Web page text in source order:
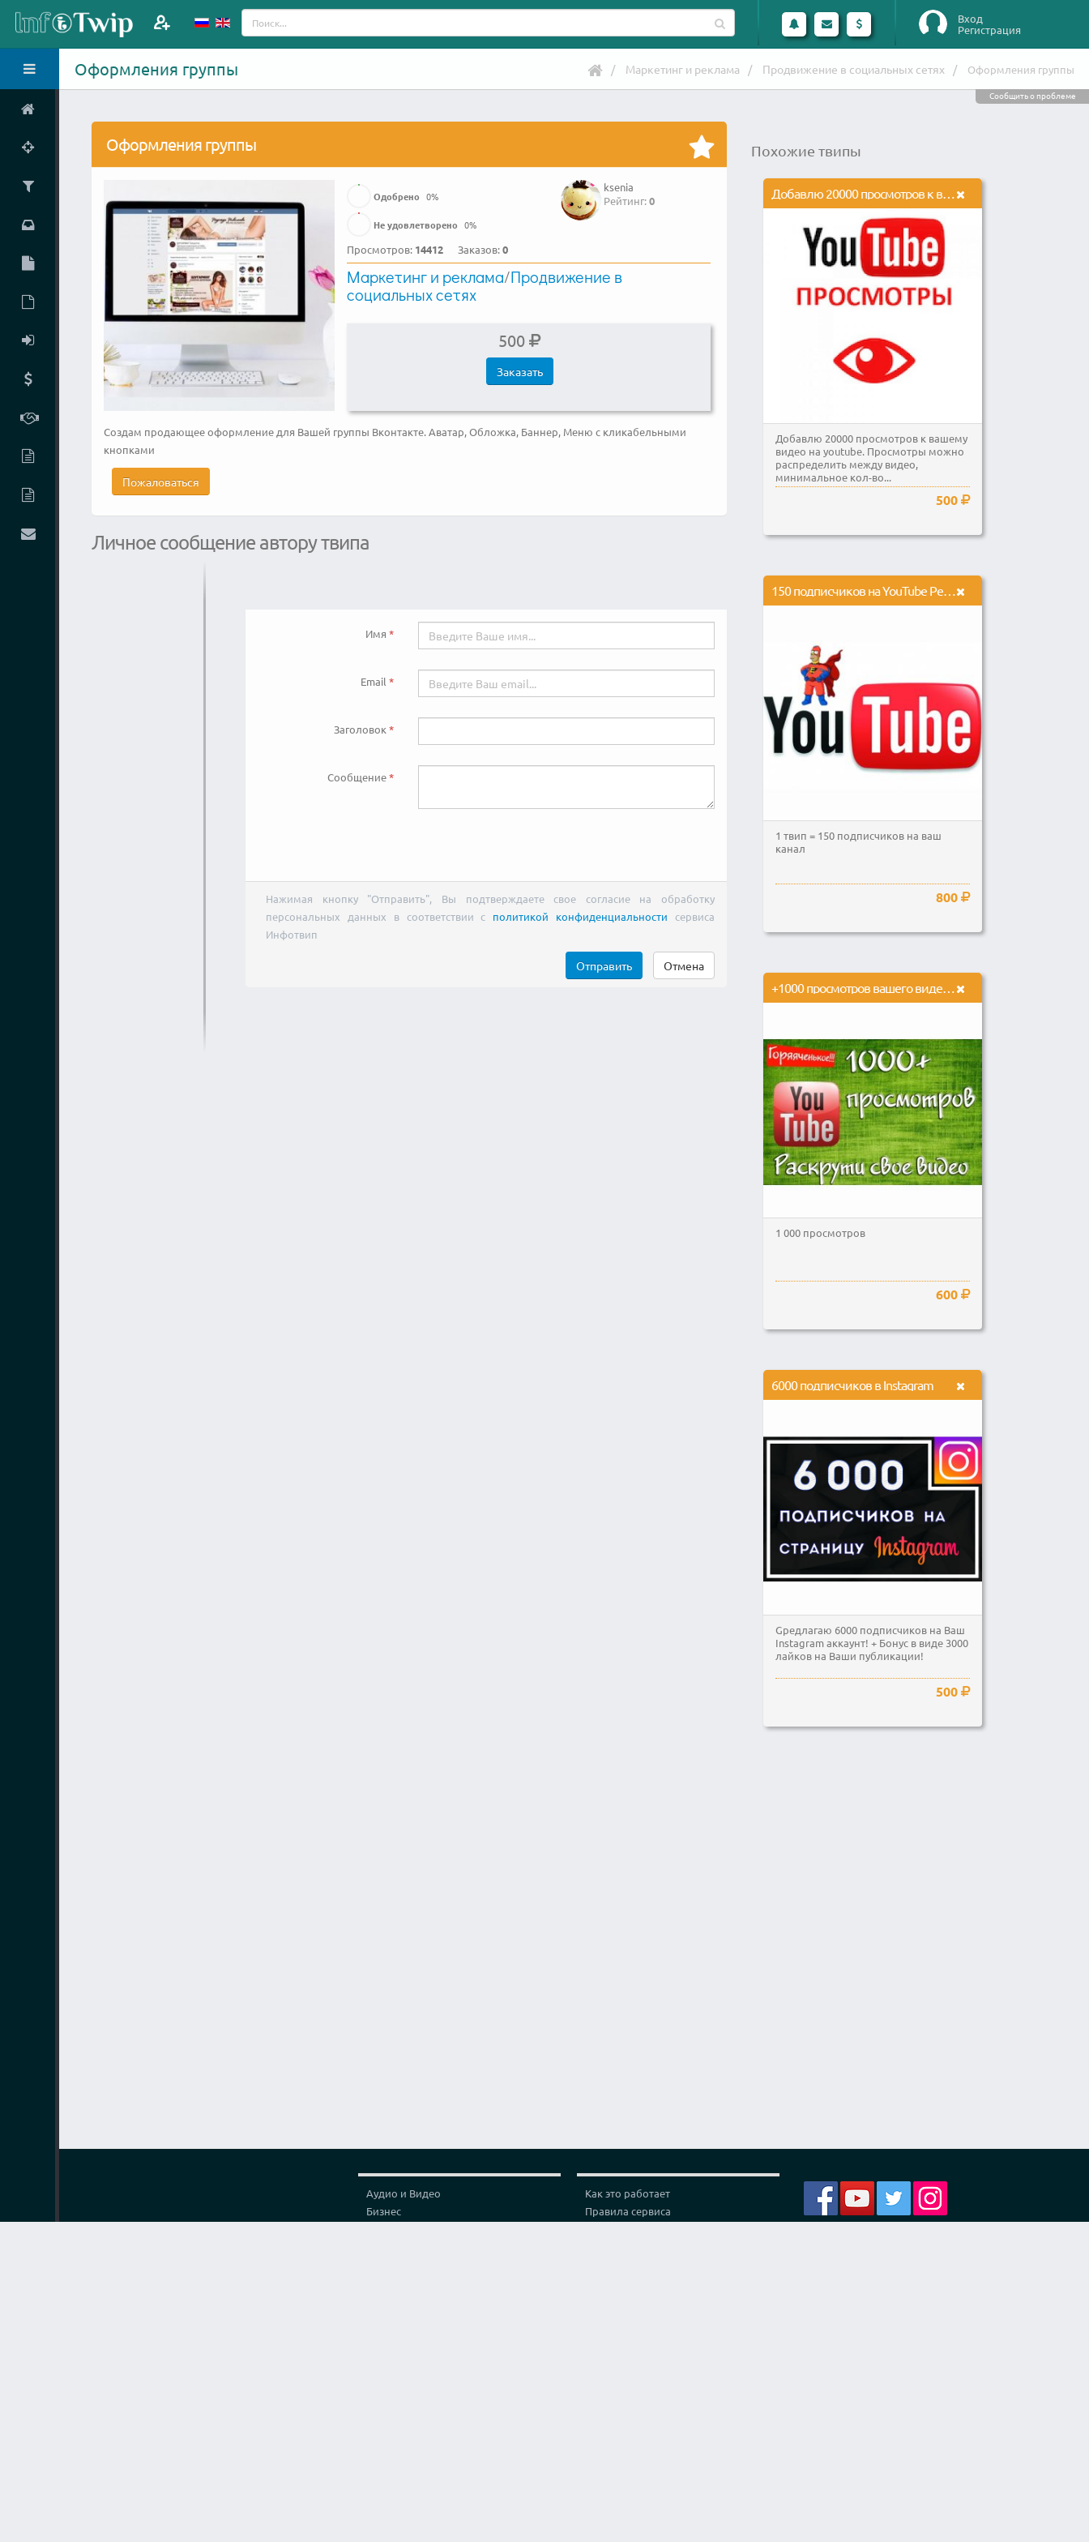
Вход
Регистрация
Оформления группы Маркетинг и реклама Продвижение в социальных сетях Оформления группы
Сообщить о проблеме
Оформления группы
ksenia
Рейтинг:0
Одобрено 0%
Не удовлетворено 0%
Просмотров: 14412 Заказов:0
Маркетинг и реклама/Продвижение в
социальных сетях
500
Заказать
Создам продающее оформление для Вашей группы Вконтакте. Аватар, Обложка, Баннер, Меню с кликабельными
кнопками
Пожаловаться
Личное сообщение автору твипа
Имя
Email
Заголовок
Сообщение
Нажимая кнопку "Отправить", Вы подтверждаете свое согласие на обработку
персональных данных в соответствии с политикой конфиденциальности сервиса
Инфотвип
Отправить Отмена
Похожие твипы
Добавлю 20000 просмотров к вашему видео на youtube
Добавлю 20000 просмотров к вашему
видео на youtube. Просмотры можно
распределить между видео,
минимальное кол-во...
500
150 подписчиков на YouTube Реальные пользователи. Без ботов
1 твип = 150 подписчиков на ваш
канал
800
+1000 просмотров вашего видео на youtube
1 000 просмотров
600
6000 подписчиков в Instagram
Gредлагаю 6000 подписчиков на Ваш
Instagram аккаунт! + Бонус в виде 3000
лайков на Ваши публикации!
500
Как это работает
Правила сервиса
Аудио и Видео
Бизнес